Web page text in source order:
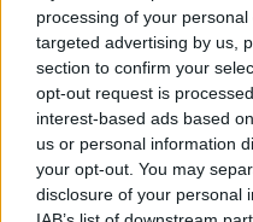
processing of your
targeted advertising by us,
section to confirm your
opt-out request is
interest-based ads based
us or personal information
your opt-out. You may
disclosure of your personal
Marketwatch.com.Az
részvénycsomagjának
munkavállalóknak, vagyis
százalékos...
KEDVES